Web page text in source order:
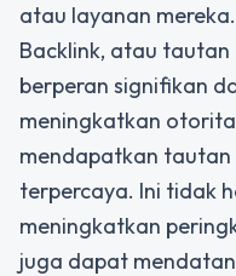
atau layanan mereka.
Backlink, atau
berperan signifikan
meningkatkan
mendapatkan tautan
terpercaya. Ini tidak
meningkatkan
juga dapat